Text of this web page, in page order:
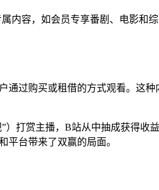
内容，如会员专享番剧、电影和
通过购买或租借的方式观看。这
）打赏主播，B站从中抽成获得收
平台带来了双赢的局面。